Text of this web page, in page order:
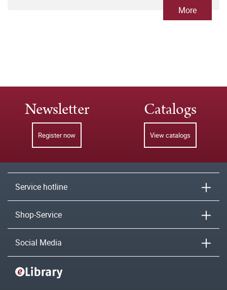
More
Newsletter
Register now
Catalogs
View catalogs
Service hotline
Shop-Service
Social Media